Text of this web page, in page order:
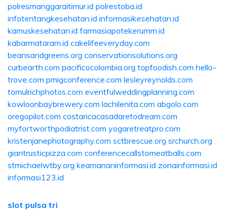
polresmanggaraitimur.id polrestoba.id
infotentangkesehatan.id informasikesehatan.id
kamuskesehatan.id farmasiapotekerumm.id
kabarmataram.id cakelifeeveryday.com
beansandgreens.org conservationsolutions.org
curbearth.com pacificocolombia.org topfoodish.com hello-
trove.com pmigconference.com lesleyreynolds.com
tomulrichphotos.com eventfulweddingplanning.com
kowloonbaybrewery.com lachilenita.com abgolo.com
oregopilot.com costaricacasadaretodream.com
myfortworthpodiatrist.com yogaretreatpro.com
kristenjanephotography.com sctbrescue.org srchurch.org
giantrusticpizza.com conferencecallstomeatballs.com
stmichaelwtby.org keamananinformasi.id zonainformasi.id
informasi123.id
slot pulsa tri